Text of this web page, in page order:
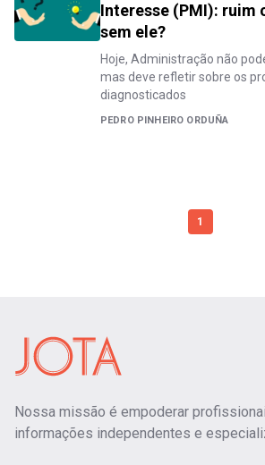
Interesse (PMI): ruim
sem ele?
Hoje, Administração não
mas deve refletir sobre os
diagnosticados
PEDRO PINHEIRO ORDUÑA
1
Nossa missão é empoderar
informações independentes e